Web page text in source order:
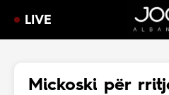
LIVE
Mickoski për